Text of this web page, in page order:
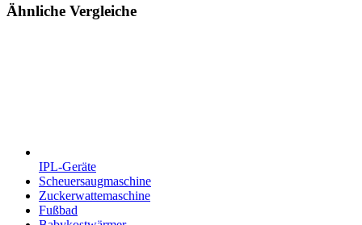
Ähnliche Vergleiche
IPL-Geräte
Scheuersaugmaschine
Zuckerwattemaschine
Fußbad